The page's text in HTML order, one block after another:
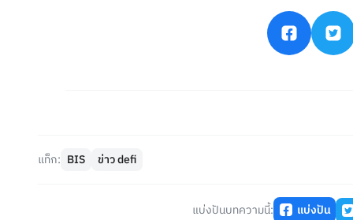
แท็ก: BIS ข่าว defi
แบ่งปันบทความนี้: แบ่งปัน